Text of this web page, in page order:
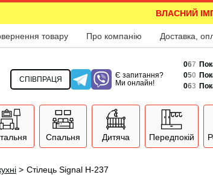
ВЛАСНИЙ
товару Про компанію Доставка,
СПІВПРАЦЯ
Є запитання?
Ми онлайн!
067
050
063
Спальня Дитяча Передпокій
> Стілець Signal H-237